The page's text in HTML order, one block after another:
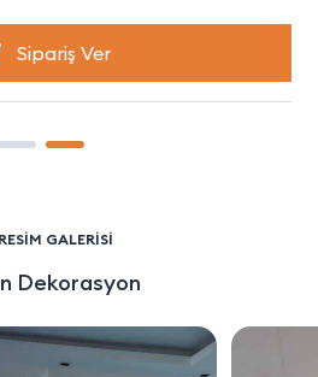
Sipariş Ver
RESİM GALERİSİ
Dekorasyon